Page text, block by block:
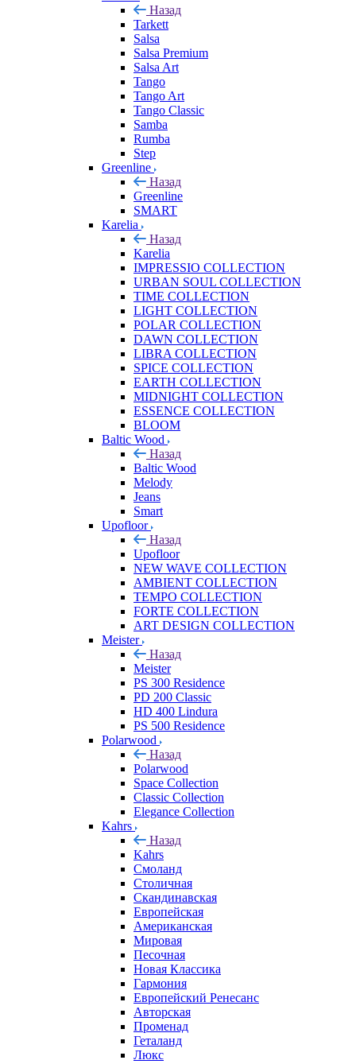
Назад
Tarkett
Salsa
Salsa Premium
Salsa Art
Tango
Tango Art
Tango Classic
Samba
Rumba
Step
Greenline
Назад
Greenline
SMART
Karelia
Назад
Karelia
IMPRESSIO COLLECTION
URBAN SOUL COLLECTION
TIME COLLECTION
LIGHT COLLECTION
POLAR COLLECTION
DAWN COLLECTION
LIBRA COLLECTION
SPICE COLLECTION
EARTH COLLECTION
MIDNIGHT COLLECTION
ESSENCE COLLECTION
BLOOM
Baltic Wood
Назад
Baltic Wood
Melody
Jeans
Smart
Upofloor
Назад
Upofloor
NEW WAVE COLLECTION
AMBIENT COLLECTION
TEMPO COLLECTION
FORTE COLLECTION
ART DESIGN COLLECTION
Meister
Назад
Meister
PS 300 Residence
PD 200 Classic
HD 400 Lindura
PS 500 Residence
Polarwood
Назад
Polarwood
Space Collection
Classic Collection
Elegance Collection
Kahrs
Назад
Kahrs
Смоланд
Столичная
Скандинавская
Европейская
Американская
Мировая
Песочная
Новая Классика
Гармония
Европейский Ренесанс
Авторская
Променад
Геталанд
Люкс